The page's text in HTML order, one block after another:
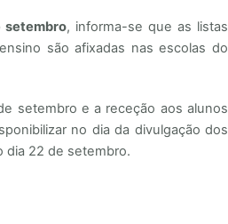
setembro, informa-se que as listas
são afixadas nas escolas do
setembro e a receção aos alunos
no dia da divulgação dos
dia 22 de setembro.